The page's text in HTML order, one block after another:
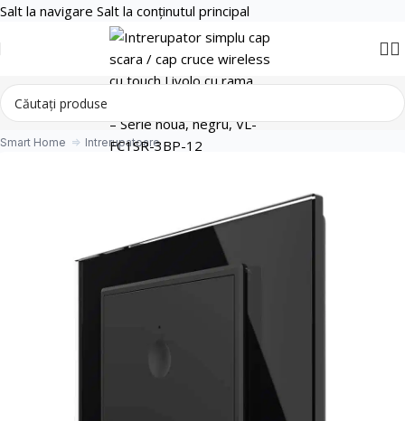
Salt la navigare Salt la conținutul principal
Smart Home Intrerupatoare